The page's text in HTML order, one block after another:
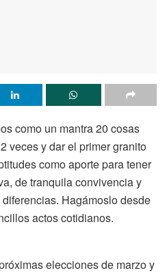
como un mantra 20 cosas
veces y dar el primer granito
como aporte para tener
de tranquila convivencia y
Hagámoslo desde
actos cotidianos.
elecciones de marzo y